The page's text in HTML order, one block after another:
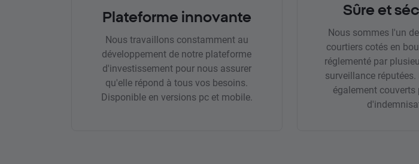
Plateforme innovante
Nous travaillons constamment au
développement de notre plateforme
d'investissement pour nous assurer
qu'elle répond à tous vos besoins.
Disponible en versions pc et mobile.
Sûre et
Nous sommes l'un
courtiers cotés en
réglementé par
surveillance
également